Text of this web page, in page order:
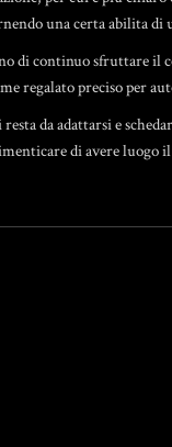
una certa abilita di
di continuo sfruttare il
regalato preciso per
da adattarsi e
di avere luogo